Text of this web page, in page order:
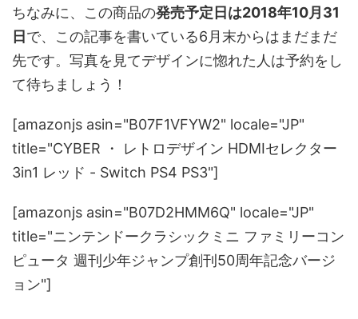
ちなみに、この商品の発売予定日は2018年10月31
日 で、この記事を書いている6月末からはまだまだ
先です。写真を見てデザインに惚れた人は予約をし
て待ちましょう！
[amazonjs asin="B07F1VFYW2" locale="JP"
title="CYBER ・ レトロデザイン HDMIセレクター
3in1 レッド - Switch PS4 PS3"]
[amazonjs asin="B07D2HMM6Q" locale="JP"
title="ニンテンドークラシックミニ ファミリーコン
ピュータ 週刊少年ジャンプ創刊50周年記念バージ
ョン"]